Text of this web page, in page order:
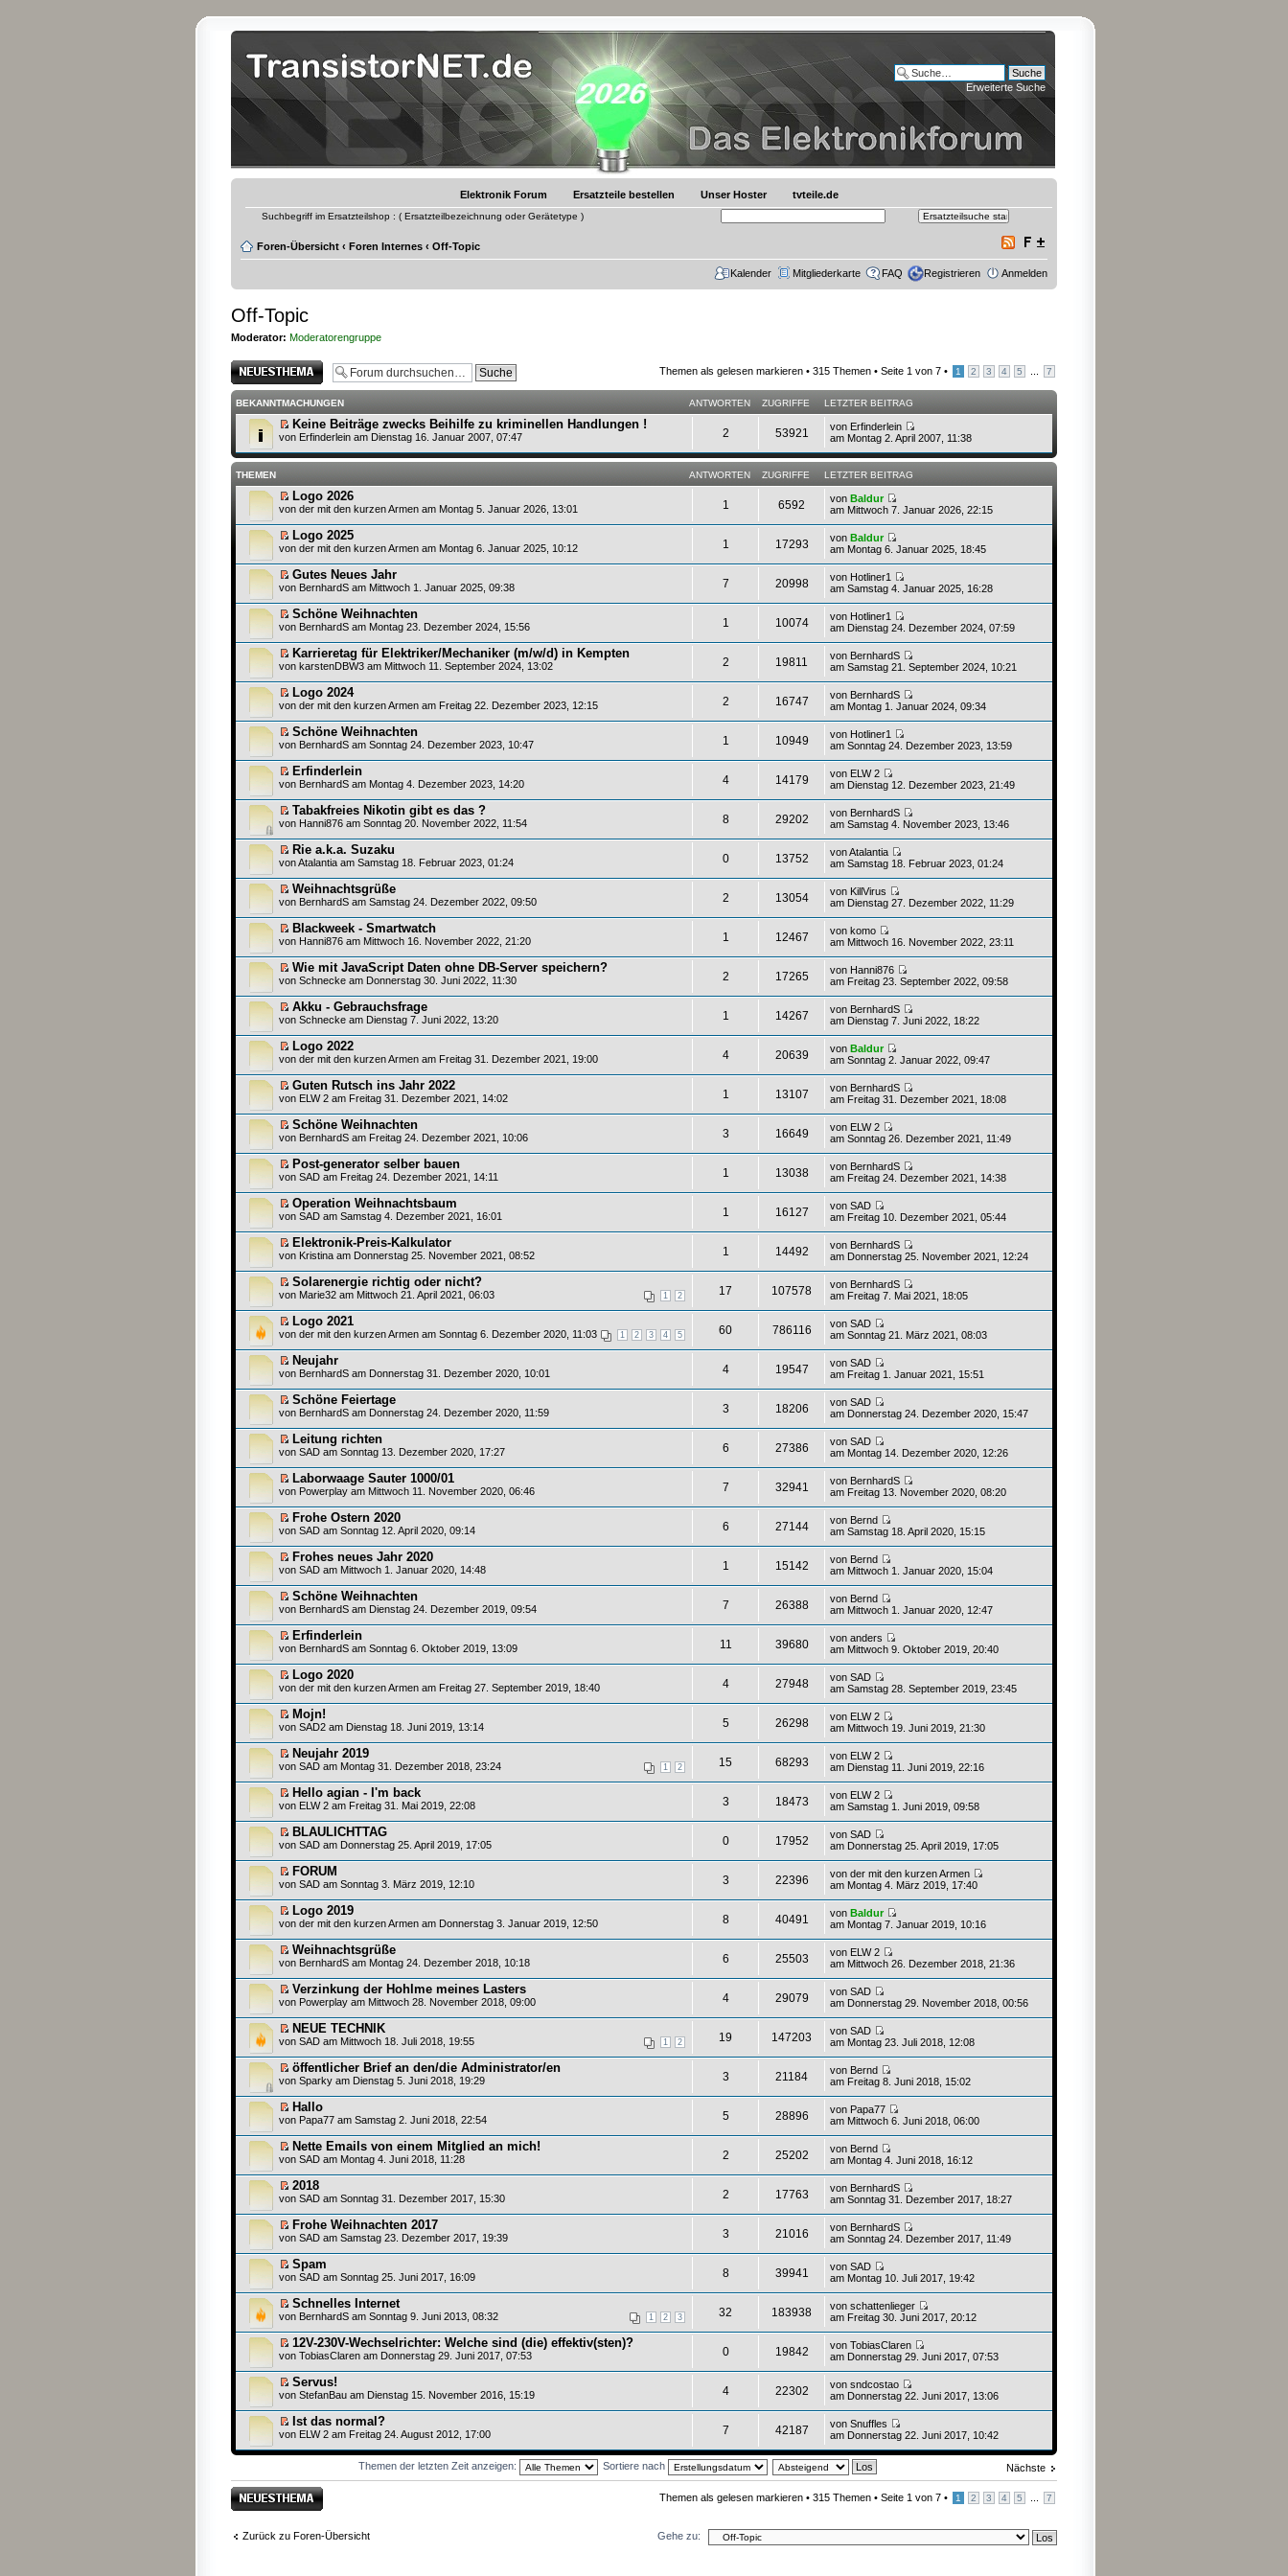
Erweiterte Suche
Elektronik Forum Ersatzteile bestellen Unser Hoster tvteile.de
Suchbegriff im Ersatzteilshop : ( Ersatzteilbezeichnung oder Gerätetype )
Foren-Übersicht ‹ Foren Internes ‹ Off-Topic
Kalender Mitgliederkarte FAQ Registrieren Anmelden
Off-Topic
Moderator: Moderatorengruppe
Neues Thema
erstellen
Themen als gelesen markieren • 315 Themen • Seite 1 von 7 • 1 2 3 4 5 7
BEKANNTMACHUNGEN ANTWORTEN ZUGRIFFE LETZTER BEITRAG
Keine Beiträge zwecks Beihilfe zu kriminellen Handlungen !
von Erfinderlein am Dienstag 16. Januar 2007, 07:47 2 53921 von Erfinderlein
am Montag 2. April 2007, 11:38
THEMEN ANTWORTEN ZUGRIFFE LETZTER BEITRAG
Logo 2026
von der mit den kurzen Armen am Montag 5. Januar 2026, 13:01 1 6592 vonBaldur
am Mittwoch 7. Januar 2026, 22:15
Logo 2025
von der mit den kurzen Armen am Montag 6. Januar 2025, 10:12 1 17293 vonBaldur
am Montag 6. Januar 2025, 18:45
Gutes Neues Jahr
von BernhardS am Mittwoch 1. Januar 2025, 09:38 7 20998 von Hotliner1
am Samstag 4. Januar 2025, 16:28
Schöne Weihnachten
von BernhardS am Montag 23. Dezember 2024, 15:56 1 10074 von Hotliner1
am Dienstag 24. Dezember 2024, 07:59
Karrieretag für Elektriker/Mechaniker (m/w/d) in Kempten
von karstenDBW3 am Mittwoch 11. September 2024, 13:02 2 19811 von BernhardS
am Samstag 21. September 2024, 10:21
Logo 2024
von der mit den kurzen Armen am Freitag 22. Dezember 2023, 12:15 2 16747 von BernhardS
am Montag 1. Januar 2024, 09:34
Schöne Weihnachten
von BernhardS am Sonntag 24. Dezember 2023, 10:47 1 10949 von Hotliner1
am Sonntag 24. Dezember 2023, 13:59
Erfinderlein
von BernhardS am Montag 4. Dezember 2023, 14:20 4 14179 von ELW 2
am Dienstag 12. Dezember 2023, 21:49
Tabakfreies Nikotin gibt es das ?
von Hanni876 am Sonntag 20. November 2022, 11:54 8 29202 von BernhardS
am Samstag 4. November 2023, 13:46
Rie a.k.a. Suzaku
vonAtalantia am Samstag 18. Februar 2023, 01:24 0 13752 vonAtalantia
am Samstag 18. Februar 2023, 01:24
Weihnachtsgrüße
von BernhardS am Samstag 24. Dezember 2022, 09:50 2 13054 von KillVirus
am Dienstag 27. Dezember 2022, 11:29
Blackweek - Smartwatch
von Hanni876 am Mittwoch 16. November 2022, 21:20 1 12467 vonkomo
am Mittwoch 16. November 2022, 23:11
Wie mit JavaScript Daten ohne DB-Server speichern?
von Schnecke am Donnerstag 30. Juni 2022, 11:30 2 17265 von Hanni876
am Freitag 23. September 2022, 09:58
Akku - Gebrauchsfrage
von Schnecke am Dienstag 7. Juni 2022, 13:20 1 14267 von BernhardS
am Dienstag 7. Juni 2022, 18:22
Logo 2022
von der mit den kurzen Armen am Freitag 31. Dezember 2021, 19:00 4 20639 vonBaldur
am Sonntag 2. Januar 2022, 09:47
Guten Rutsch ins Jahr 2022
von ELW 2 am Freitag 31. Dezember 2021, 14:02 1 13107 von BernhardS
am Freitag 31. Dezember 2021, 18:08
Schöne Weihnachten
von BernhardS am Freitag 24. Dezember 2021, 10:06 3 16649 von ELW 2
am Sonntag 26. Dezember 2021, 11:49
Post-generator selber bauen
von SAD am Freitag 24. Dezember 2021, 14:11 1 13038 von BernhardS
am Freitag 24. Dezember 2021, 14:38
Operation Weihnachtsbaum
von SAD am Samstag 4. Dezember 2021, 16:01 1 16127 vonSAD
am Freitag 10. Dezember 2021, 05:44
Elektronik-Preis-Kalkulator
von Kristina am Donnerstag 25. November 2021, 08:52 1 14492 von BernhardS
am Donnerstag 25. November 2021, 12:24
Solarenergie richtig oder nicht?
1 2
von Marie32 am Mittwoch 21. April 2021, 06:03 17 107578 von BernhardS
am Freitag 7. Mai 2021, 18:05
Logo 2021
1 2 3 4 5
von der mit den kurzen Armen am Sonntag 6. Dezember 2020, 11:03 60 786116 vonSAD
am Sonntag 21. März 2021, 08:03
Neujahr
von BernhardS am Donnerstag 31. Dezember 2020, 10:01 4 19547 vonSAD
am Freitag 1. Januar 2021, 15:51
Schöne Feiertage
von BernhardS am Donnerstag 24. Dezember 2020, 11:59 3 18206 vonSAD
am Donnerstag 24. Dezember 2020, 15:47
Leitung richten
von SAD am Sonntag 13. Dezember 2020, 17:27 6 27386 vonSAD
am Montag 14. Dezember 2020, 12:26
Laborwaage Sauter 1000/01
von Powerplay am Mittwoch 11. November 2020, 06:46 7 32941 von BernhardS
am Freitag 13. November 2020, 08:20
Frohe Ostern 2020
von SAD am Sonntag 12. April 2020, 09:14 6 27144 von Bernd
am Samstag 18. April 2020, 15:15
Frohes neues Jahr 2020
von SAD am Mittwoch 1. Januar 2020, 14:48 1 15142 von Bernd
am Mittwoch 1. Januar 2020, 15:04
Schöne Weihnachten
von BernhardS am Dienstag 24. Dezember 2019, 09:54 7 26388 von Bernd
am Mittwoch 1. Januar 2020, 12:47
Erfinderlein
von BernhardS am Sonntag 6. Oktober 2019, 13:09 11 39680 vonanders
am Mittwoch 9. Oktober 2019, 20:40
Logo 2020
von der mit den kurzen Armen am Freitag 27. September 2019, 18:40 4 27948 vonSAD
am Samstag 28. September 2019, 23:45
Mojn!
von SAD2 am Dienstag 18. Juni 2019, 13:14 5 26298 von ELW 2
am Mittwoch 19. Juni 2019, 21:30
Neujahr 2019
1 2
von SAD am Montag 31. Dezember 2018, 23:24 15 68293 von ELW 2
am Dienstag 11. Juni 2019, 22:16
Hello agian - I'm back
von ELW 2 am Freitag 31. Mai 2019, 22:08 3 18473 von ELW 2
am Samstag 1. Juni 2019, 09:58
BLAULICHTTAG
von SAD am Donnerstag 25. April 2019, 17:05 0 17952 vonSAD
am Donnerstag 25. April 2019, 17:05
FORUM
von SAD am Sonntag 3. März 2019, 12:10 3 22396 vonder mit den kurzen Armen
am Montag 4. März 2019, 17:40
Logo 2019
von der mit den kurzen Armen am Donnerstag 3. Januar 2019, 12:50 8 40491 vonBaldur
am Montag 7. Januar 2019, 10:16
Weihnachtsgrüße
von BernhardS am Montag 24. Dezember 2018, 10:18 6 25503 von ELW 2
am Mittwoch 26. Dezember 2018, 21:36
Verzinkung der Hohlme meines Lasters
von Powerplay am Mittwoch 28. November 2018, 09:00 4 29079 vonSAD
am Donnerstag 29. November 2018, 00:56
NEUE TECHNIK
1 2
von SAD am Mittwoch 18. Juli 2018, 19:55 19 147203 vonSAD
am Montag 23. Juli 2018, 12:08
öffentlicher Brief an den/die Administrator/en
von Sparky am Dienstag 5. Juni 2018, 19:29 3 21184 von Bernd
am Freitag 8. Juni 2018, 15:02
Hallo
von Papa77 am Samstag 2. Juni 2018, 22:54 5 28896 von Papa77
am Mittwoch 6. Juni 2018, 06:00
Nette Emails von einem Mitglied an mich!
von SAD am Montag 4. Juni 2018, 11:28 2 25202 von Bernd
am Montag 4. Juni 2018, 16:12
2018
von SAD am Sonntag 31. Dezember 2017, 15:30 2 17763 von BernhardS
am Sonntag 31. Dezember 2017, 18:27
Frohe Weihnachten 2017
von SAD am Samstag 23. Dezember 2017, 19:39 3 21016 von BernhardS
am Sonntag 24. Dezember 2017, 11:49
Spam
von SAD am Sonntag 25. Juni 2017, 16:09 8 39941 vonSAD
am Montag 10. Juli 2017, 19:42
Schnelles Internet
1 2 3
von BernhardS am Sonntag 9. Juni 2013, 08:32 32 183938 vonschattenlieger
am Freitag 30. Juni 2017, 20:12
12V-230V-Wechselrichter: Welche sind (die) effektiv(sten)?
von TobiasClaren am Donnerstag 29. Juni 2017, 07:53 0 19842 vonTobiasClaren
am Donnerstag 29. Juni 2017, 07:53
Servus!
von StefanBau am Dienstag 15. November 2016, 15:19 4 22302 vonsndcostao
am Donnerstag 22. Juni 2017, 13:06
Ist das normal?
von ELW 2 am Freitag 24. August 2012, 17:00 7 42187 vonSnuffles
am Donnerstag 22. Juni 2017, 10:42
Nächste
Themen der letzten Zeit anzeigen: Sortiere nach
Neues Thema
erstellen
Themen als gelesen markieren • 315 Themen • Seite 1 von 7 • 1 2 3 4 5 7
Zurück zu Foren-Übersicht Gehe zu: